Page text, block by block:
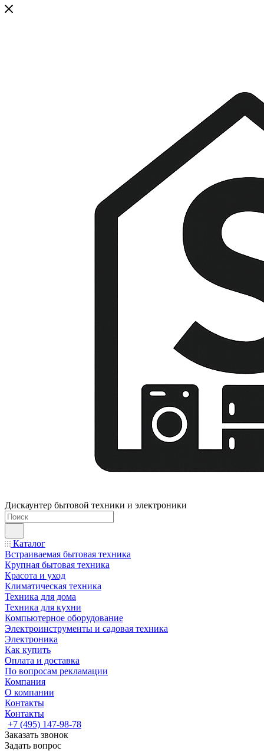
Дискаунтер бытовой техники и электроники
Каталог
Встраиваемая бытовая техника
Крупная бытовая техника
Красота и уход
Климатическая техника
Техника для дома
Техника для кухни
Компьютерное оборудование
Электроинструменты и садовая техника
Электроника
Как купить
Оплата и доставка
По вопросам рекламации
Компания
О компании
Контакты
Контакты
+7 (495) 147-98-78
Заказать звонок
Задать вопрос